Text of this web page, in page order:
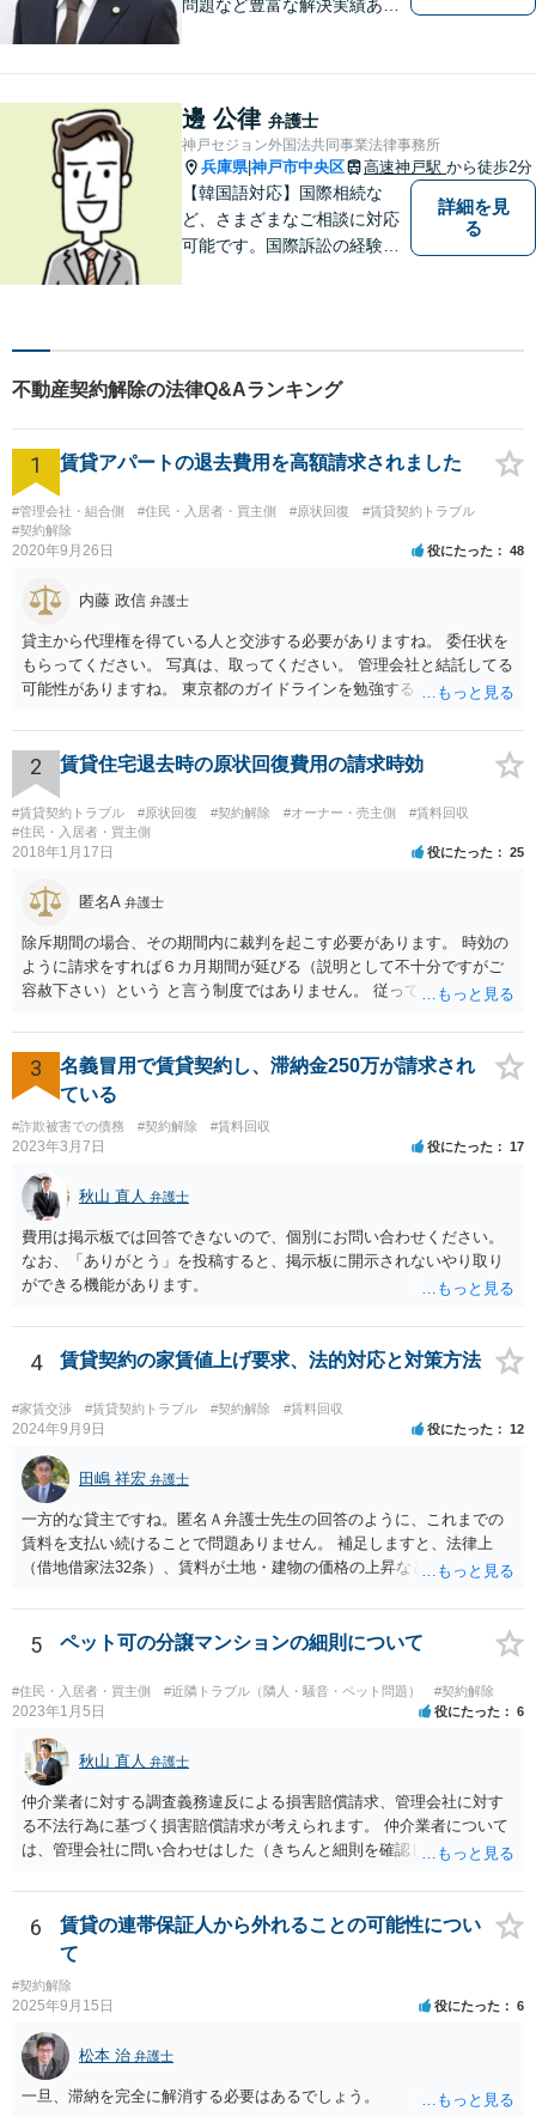
問題など豊富な解決実績あ
て納得感のある解決を目指し
ます【神戸駅徒歩2分】【ハー
バーランド駅5分】
邊 公律 弁護士
神戸セジョン外国法共同事業法律事務所
兵庫県|神戸市中央区 高速神戸駅 から徒歩2分
【韓国語対応】国際相続な
ど、さまざまなご相談に対応
可能です。国際訴訟の経験も
詳細を見
る
不動産契約解除の法律Q&Aランキング
1 賃貸アパートの退去費用を高額請求されました
#管理会社・組合側 #住民・入居者・買主側 #原状回復
#賃貸契約トラブル
#契約解除
2020年9月26日 役にたった 48
内藤 政信 弁護士
貸主から代理権を得ている人と交渉する必要がありますね。 委任状を
もらってください。 写真は、取ってください。 管理会社と結託してる
可能性がありますね。 東京都のガイドラインを勉強するといいでしょ
2 賃貸住宅退去時の原状回復費用の請求時効
#賃貸契約トラブル #原状回復 #契約解除 #オーナー・売主側
#賃料回収
#住民・入居者・買主側
2018年1月17日 役にたった 25
匿名A 弁護士
除斥期間の場合、その期間内に裁判を起こす必要があります。 時効の
ように請求をすれば６カ月期間が延びる（説明として不十分ですがご
容赦下さい）という と言う制度ではありません。 従って、理論上は１
3
名義冒用で賃貸契約し、滞納金250万が請求され
ている
#詐欺被害での債務 #契約解除 #賃料回収
2023年3月7日 役にたった 17
秋山 直人 弁護士
費用は掲示板では回答できないので、個別にお問い合わせください。
なお、「ありがとう」を投稿すると、掲示板に開示されないやり取り
ができる機能があります。
4 賃貸契約の家賃値上げ要求、法的対応と対策方法
#家賃交渉 #賃貸契約トラブル #契約解除 #賃料回収
2024年9月9日 役にたった 12
田嶋 祥宏 弁護士
一方的な貸主ですね。匿名Ａ弁護士先生の回答のように、これまでの
賃料を支払い続けることで問題ありません。 補足しますと、法律上
（借地借家法32条）、賃料が土地・建物の価格の上昇などの経済事情
は、「契約条件にかかわらず」、当事者は賃料の増減を請求できる、
とされています。 「不相当」かどうかは、貸主から、近隣相場の上昇
を示す同種賃貸物件の根拠資料などを提示してもらわないと判断でき
ませんよね。ご相談者様のケースでは、こうした資料が示されていな
いと思われることと、１０％が相当がどうかが分からないので、「不
相当」という判断ができないから賃料増額には応じないという主張が
できます。 なお、賃貸借契約書には「家賃の変更は貸主・借主間の合
意の上で行う」という特約があるとのことですが、最高裁判例（S56.
4.20）では、このような特約があっても協議を経ない増額請求も有効
とされているため（本当に賃料が不相当であれば特約に拘束されるの
は不合理だからという考え方です。「契約条件にかかわらず」とはそ
いう理論になると思います。 そして、法律上、増額協議が整わない場
合、増額を正当とする判決が確定するまでは相当な賃料（※現在の賃
なら受け取らない」などと言った場合は、最寄りの法務局に現在の賃
がありますので、注意が必要です。
5 ペット可の分譲マンションの細則について
#住民・入居者・買主側 #近隣トラブル（隣人・騒音・ペット問題） #契約解除
2023年1月5日 役にたった 6
秋山 直人 弁護士
仲介業者に対する調査義務違反による損害賠償請求、管理会社に対す
る不法行為に基づく損害賠償請求が考えられます。 仲介業者について
は、管理会社に問い合わせはした（きちんと細則を確認しなかった管
の間には直接の契約関係がないので、管理会社からは、ご相談者様に
対して義務を負っていないという反論が予想されます。 そのため、両
方に請求してくのが良いのではと思います。 損害の範囲はなかなか難
しいところですが、リフォーム工事をキャンセルしてキャンセル料が
発生しているということですので、当該キャンセル料を請求すること
が考えられます。また、きちんと説明を受けていればそもそも売買契
約をしなかったとして、仲介手数料や登記費用も損害であるとして賠
償請求することが考えられます。
6
賃貸の連帯保証人から外れることの可能性につい
て
#契約解除
2025年9月15日 役にたった 6
松本 治 弁護士
一旦、滞納を完全に解消する必要はあるでしょう。